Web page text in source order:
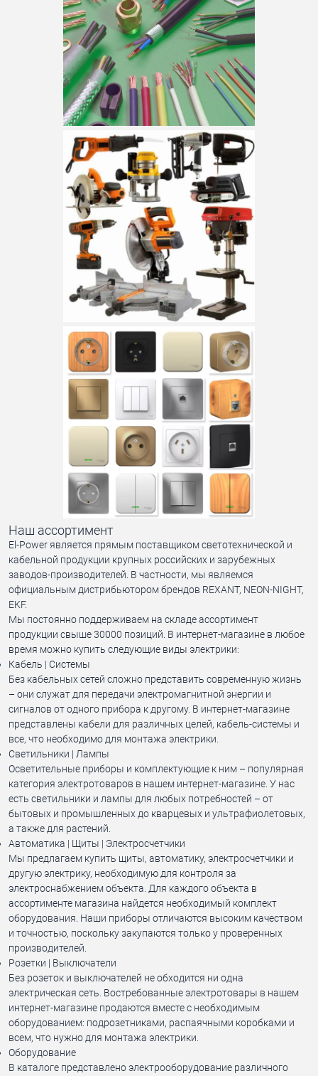
Наш ассортимент
El-Power является прямым поставщиком светотехнической и
кабельной продукции крупных российских и зарубежных
заводов-производителей. В частности, мы являемся
официальным дистрибьютором брендов REXANT, NEON-NIGHT,
EKF.
Мы постоянно поддерживаем на складе ассортимент
продукции свыше 30000 позиций. В интернет-магазине в любое
время можно купить следующие виды электрики:
Кабель | Системы
Без кабельных сетей сложно представить современную жизнь
– они служат для передачи электромагнитной энергии и
сигналов от одного прибора к другому. В интернет-магазине
представлены кабели для различных целей, кабель-системы и
все, что необходимо для монтажа электрики.
Светильники | Лампы
Осветительные приборы и комплектующие к ним – популярная
категория электротоваров в нашем интернет-магазине. У нас
есть светильники и лампы для любых потребностей – от
бытовых и промышленных до кварцевых и ультрафиолетовых,
а также для растений.
Автоматика | Щиты | Электросчетчики
Мы предлагаем купить щиты, автоматику, электросчетчики и
другую электрику, необходимую для контроля за
электроснабжением объекта. Для каждого объекта в
ассортименте магазина найдется необходимый комплект
оборудования. Наши приборы отличаются высоким качеством
и точностью, поскольку закупаются только у проверенных
производителей.
Розетки | Выключатели
Без розеток и выключателей не обходится ни одна
электрическая сеть. Востребованные электротовары в нашем
интернет-магазине продаются вместе с необходимым
оборудованием: подрозетниками, распаячными коробками и
всем, что нужно для монтажа электрики.
Оборудование
В каталоге представлено электрооборудование различного